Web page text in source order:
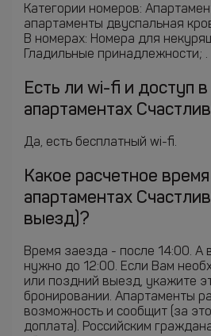
Категории номеров:
апартаменты двуспальная
В номерах: Номера для
Гладильные принадлежности; .
Есть ли wi-fi и доступ
апартаментах
Да, есть бесплатный wi-fi.
Какое расчетное
апартаментах
выезд)?
Время заезда - после 14:00. А
нужно до 12:00. Если Вам
или поздний выезд, укажите
бронировании. Апартаменты
возможность и сообщит (за
доплата). Российским